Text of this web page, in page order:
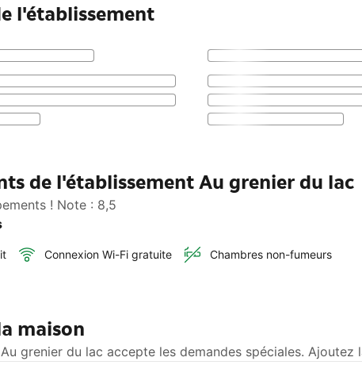
l'établissement
de l'établissement Au grenier du lac
! Note : 8,5
Connexion Wi-Fi gratuite Chambres non-fumeurs
maison
grenier du lac accepte les demandes spéciales.